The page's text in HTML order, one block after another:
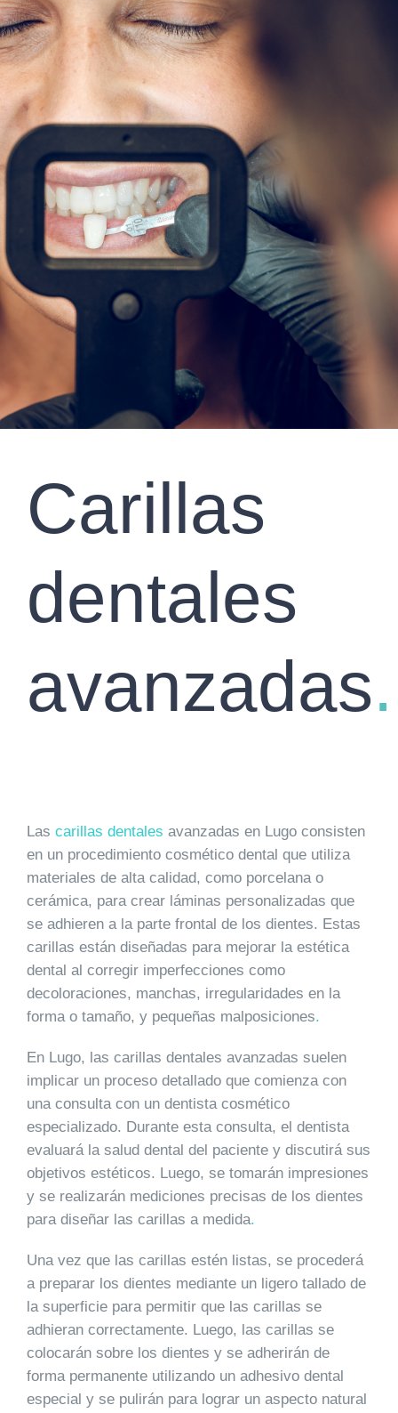
EQUIPO
ESPECIALIDADES
MAXILOFACIAL
ARTÍCULOS
Carillas
dentales
avanzadas.
Las carillas dentales avanzadas en Lugo consisten
en un procedimiento cosmético dental que utiliza
materiales de alta calidad, como porcelana o
cerámica, para crear láminas personalizadas que
se adhieren a la parte frontal de los dientes. Estas
carillas están diseñadas para mejorar la estética
dental al corregir imperfecciones como
decoloraciones, manchas, irregularidades en la
forma o tamaño, y pequeñas malposiciones.
En Lugo, las carillas dentales avanzadas suelen
implicar un proceso detallado que comienza con
una consulta con un dentista cosmético
especializado. Durante esta consulta, el dentista
evaluará la salud dental del paciente y discutirá sus
objetivos estéticos. Luego, se tomarán impresiones
y se realizarán mediciones precisas de los dientes
para diseñar las carillas a medida.
Una vez que las carillas estén listas, se procederá
a preparar los dientes mediante un ligero tallado de
la superficie para permitir que las carillas se
adhieran correctamente. Luego, las carillas se
colocarán sobre los dientes y se adherirán de
forma permanente utilizando un adhesivo dental
especial y se pulirán para lograr un aspecto natural